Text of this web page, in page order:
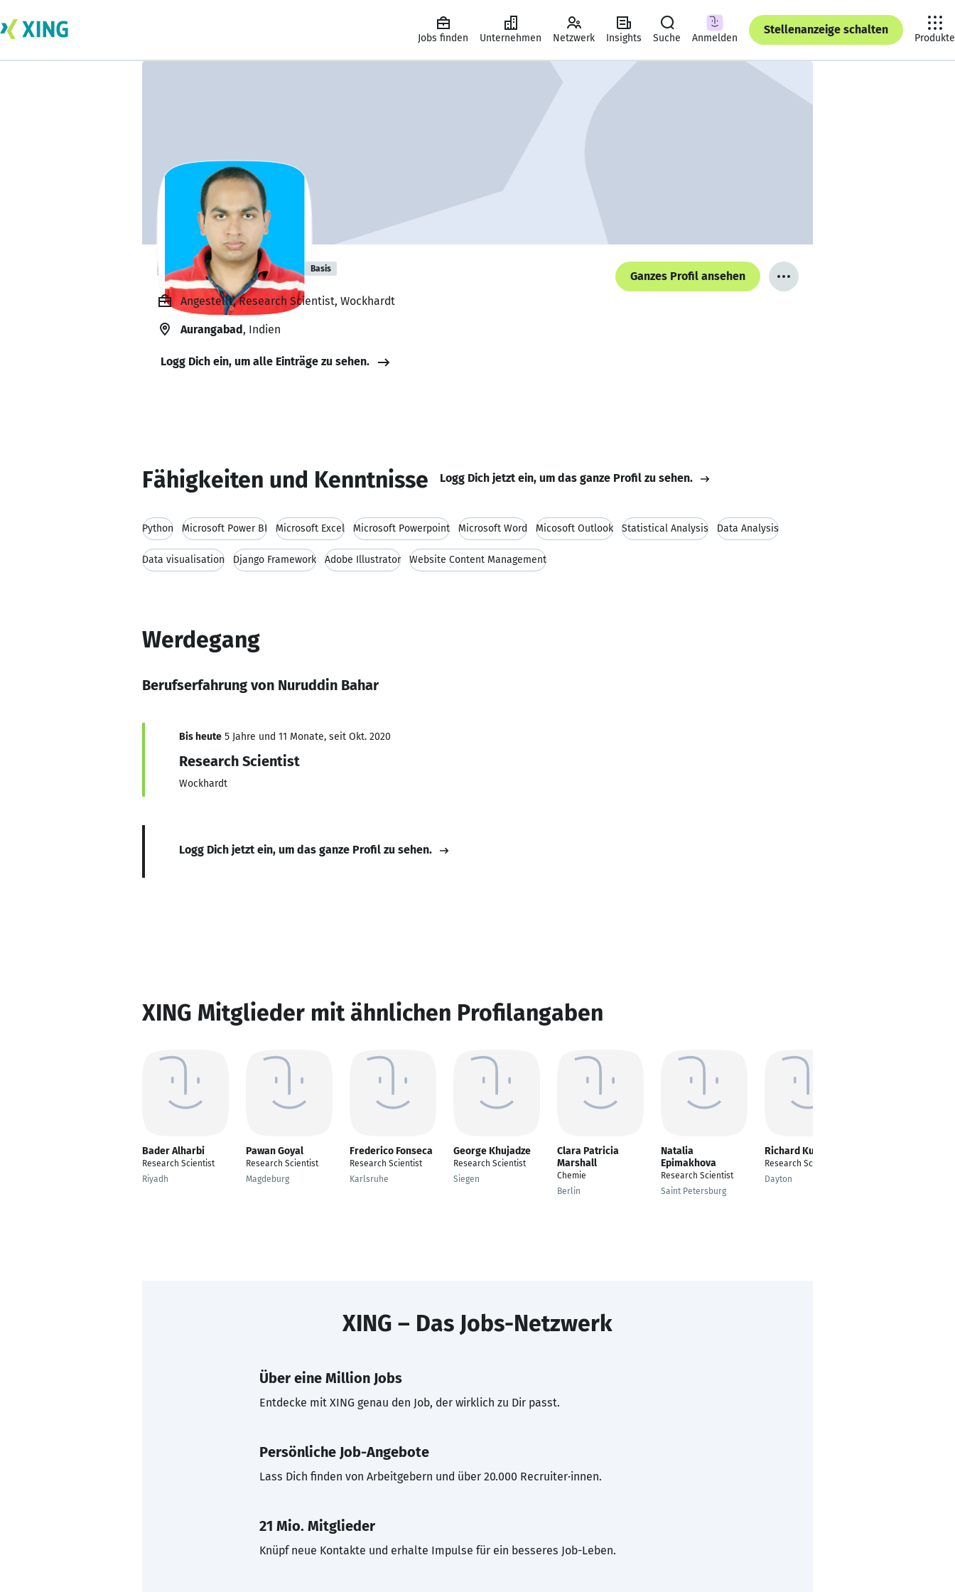
Jobs finden Unternehmen Netzwerk Insights Suche Anmelden
Stellenanzeige schalten
Produkte
Nuruddin Bahar Basis
Ganzes Profil ansehen
Angestellt, Research Scientist, Wockhardt
Aurangabad, Indien
Logg Dich ein, um alle Einträge zu sehen.
Fähigkeiten und Kenntnisse Logg Dich jetzt ein, um das ganze Profil zu sehen.
Python Microsoft Power BI Microsoft Excel Microsoft Powerpoint Microsoft Word Micosoft Outlook Statistical Analysis Data Analysis
Data visualisation Django Framework Adobe Illustrator Website Content Management
Werdegang
Berufserfahrung von Nuruddin Bahar
Bis heute 5 Jahre und 11 Monate, seit Okt. 2020
Research Scientist
Wockhardt
Logg Dich jetzt ein, um das ganze Profil zu sehen.
XING Mitglieder mit ähnlichen Profilangaben
Bader Alharbi
Research Scientist
Riyadh
Pawan Goyal
Research Scientist
Magdeburg
Frederico Fonseca
Research Scientist
Karlsruhe
George Khujadze
Research Scientist
Siegen
Clara Patricia
Marshall
Chemie
Berlin
Natalia
Epimakhova
Research Scientist
Saint Petersburg
Richard Kublik
Research Scientist
Dayton
XING – Das Jobs-Netzwerk
Über eine Million Jobs
Entdecke mit XING genau den Job, der wirklich zu Dir passt.
Persönliche Job-Angebote
Lass Dich finden von Arbeitgebern und über 20.000 Recruiter·innen.
21 Mio. Mitglieder
Knüpf neue Kontakte und erhalte Impulse für ein besseres Job-Leben.